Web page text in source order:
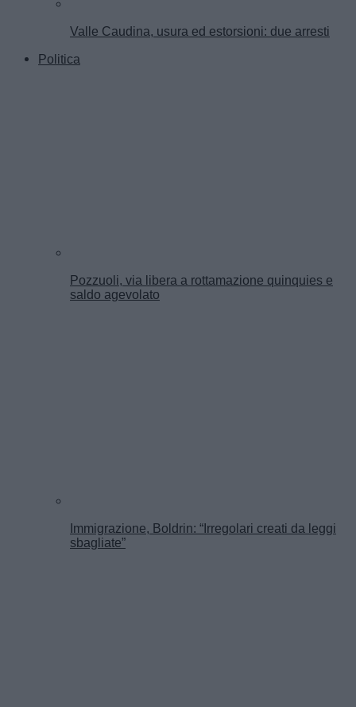
Valle Caudina, usura ed estorsioni: due arresti
Politica
Pozzuoli, via libera a rottamazione quinquies e
saldo agevolato
Immigrazione, Boldrin: “Irregolari creati da leggi
sbagliate”